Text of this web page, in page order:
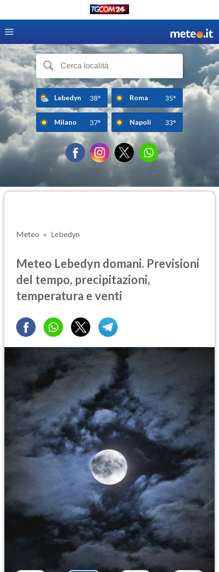
Lebedyn 38° Roma 35°
Milano 37° Napoli 33°
Meteo Lebedyn
Meteo Lebedyn domani. Previsioni
del tempo, precipitazioni,
temperatura e venti